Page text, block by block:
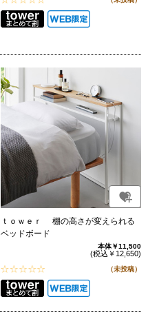
ｔｏｗｅｒ 棚の高さが変えられる
ベッドボード
本体￥11,500
(税込￥12,650)
（未投稿）